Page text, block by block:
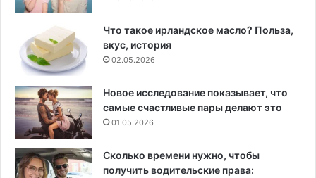
Что такое ирландское масло? Польза,
вкус, история
02.05.2026
Новое исследование показывает, что
самые счастливые пары делают это
01.05.2026
Сколько времени нужно, чтобы
получить водительские права: